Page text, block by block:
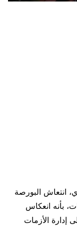
انتعاش البورصة
بأنه انعكاس
إدارة الأزمات